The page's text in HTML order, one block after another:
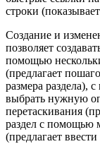
строки
Создание и
позволяет
помощью
(предлагает
размера раздела),
выбрать нужную
перетаскивания
раздел с помощью
(предлагает